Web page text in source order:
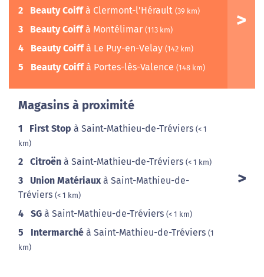
2 Beauty Coiffà Clermont-l'Hérault (39 km)
3 Beauty Coiffà Montélimar (113 km)
4 Beauty Coiffà Le Puy-en-Velay (142 km)
5 Beauty Coiffà Portes-lès-Valence (148 km)
Magasins à proximité
1 First Stop à Saint-Mathieu-de-Tréviers (< 1
km)
2 Citroën à Saint-Mathieu-de-Tréviers (< 1 km)
3 Union Matériaux à Saint-Mathieu-de-
Tréviers (< 1 km)
4 SG à Saint-Mathieu-de-Tréviers (< 1 km)
5 Intermarché à Saint-Mathieu-de-Tréviers (1
km)